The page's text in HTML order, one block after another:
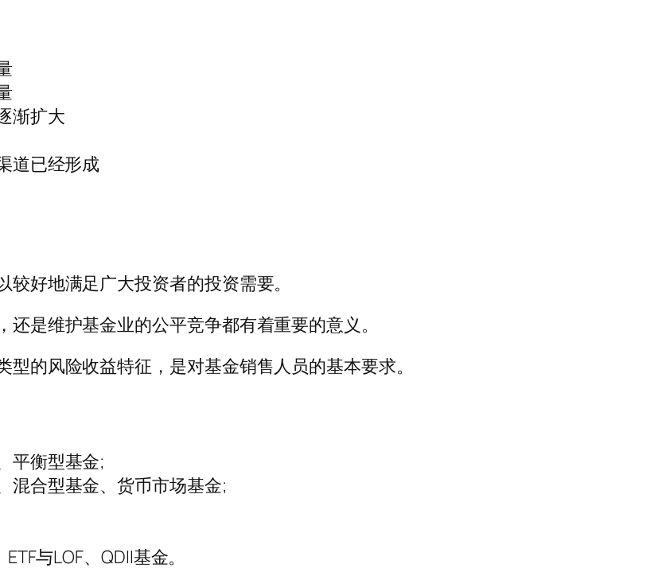
渐扩大
道已经形成
好地满足广大投资者的投资需要。
是维护基金业的公平竞争都有着重要的意义。
的风险收益特征，是对基金销售人员的基本要求。
平衡型基金;
混合型基金、货币市场基金;
与LOF、QDII基金。